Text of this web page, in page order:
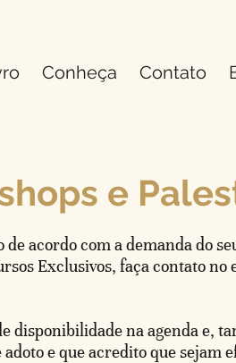
Conheça Contato
e
acordo com a demanda do
Exclusivos, faça contato no
disponibilidade na agenda e,
e que acredito que sejam